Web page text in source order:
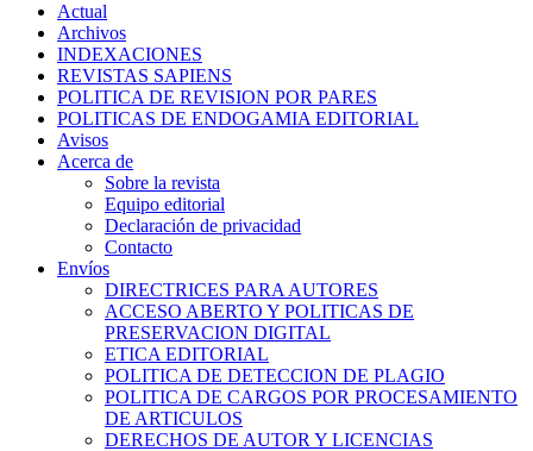
Actual
Archivos
INDEXACIONES
REVISTAS SAPIENS
POLITICA DE REVISION POR PARES
POLITICAS DE ENDOGAMIA EDITORIAL
Avisos
Acerca de
Sobre la revista
Equipo editorial
Declaración de privacidad
Contacto
Envíos
DIRECTRICES PARA AUTORES
ACCESO ABERTO Y POLITICAS DE
PRESERVACION DIGITAL
ETICA EDITORIAL
POLITICA DE DETECCION DE PLAGIO
POLITICA DE CARGOS POR PROCESAMIENTO
DE ARTICULOS
DERECHOS DE AUTOR Y LICENCIAS